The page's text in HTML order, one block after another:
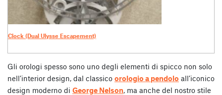
Clock (Dual Ulysse Escapement)
Gli orologi spesso sono uno degli elementi di spicco non solo
nell’interior design, dal classico orologio a pendolo all’iconico
design moderno di George Nelson, ma anche del nostro stile